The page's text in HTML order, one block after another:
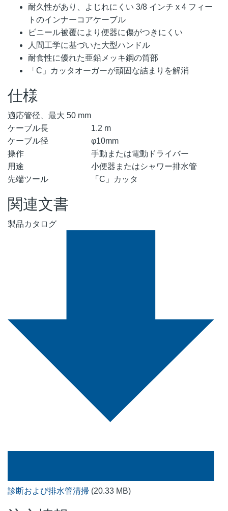
耐久性があり、よじれにくい 3/8 インチ x 4 フィー
トのインナーコアケーブル
ビニール被覆により便器に傷がつきにくい
人間工学に基づいた大型ハンドル
耐食性に優れた亜鉛メッキ鋼の筒部
「C」カッタオーガーが頑固な詰まりを解消
仕様
適応管径、最大 50 mm
ケーブル長
1.2 m
ケーブル径
φ10mm
操作
手動または電動ドライバー
用途
小便器またはシャワー排水管
先端ツール
「C」カッタ
関連文書
製品カタログ
診断および排水管清掃 (20.33 MB)